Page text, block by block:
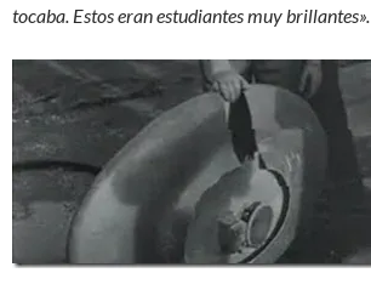
tocaba. Estos eran estudiantes muy brillantes».